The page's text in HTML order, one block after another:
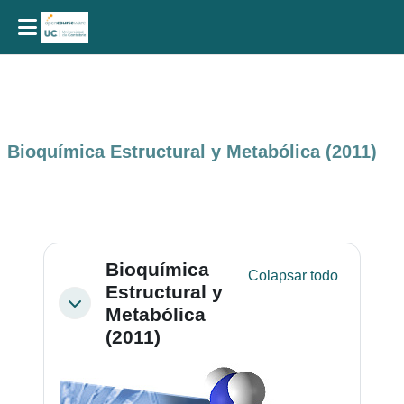
Bioquímica Estructural y Metabólica (2011)
Perfilado de sección
Colapsar
Bioquímica
Estructural y
Metabólica
(2011)
Colapsar todo